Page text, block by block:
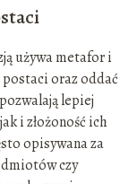
używa metafor i
oraz oddać
lepiej
i złożoność ich
opisywana za
czy